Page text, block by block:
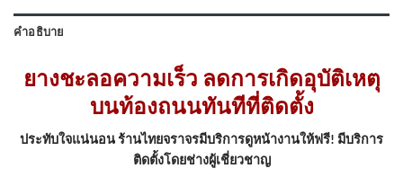
คำอธิบาย
ยางชะลอความเร็ว ลดการเกิดอุบัติเหตุ
บนท้องถนนทันทีที่ติดตั้ง
ประทับใจแน่นอน ร้านไทยจราจรมีบริการดูหน้างานให้ฟรี! มีบริการ
ติดตั้งโดยช่างผู้เชี่ยวชาญ